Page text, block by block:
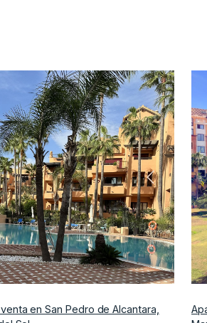
Siguiente
en San Pedro de Alcantara,